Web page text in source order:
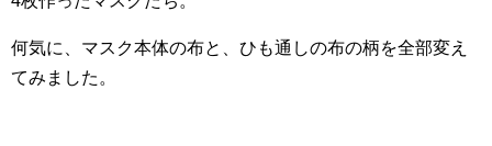
何気に、マスク本体の布と、ひも通しの布の柄を全部変え
てみました。